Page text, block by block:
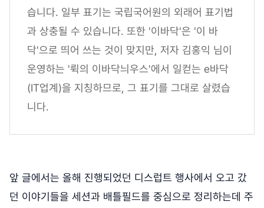
습니다. 일부 표기는 국립국어원의 외래어 표기법
과 상충될 수 있습니다. 또한 '이바닥'은 '이 바
닥'으로 띄어 쓰는 것이 맞지만, 저자 김홍익 님이
운영하는 '뤽의 이바닥늬우스'에서 일컫는 e바닥
(IT업계)을 지칭하므로, 그 표기를 그대로 살렸습
니다.
앞 글에서는 올해 진행되었던 디스럽트 행사에서 오고 갔
던 이야기들을 세션과 배틀필드를 중심으로 정리하는데 주